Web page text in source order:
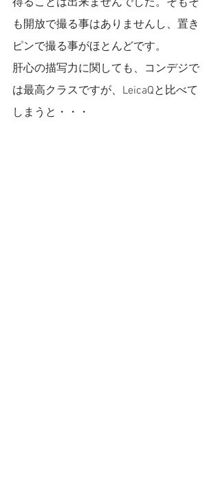
得ることは出来ませんでした。そもそ
も開放で撮る事はありませんし、置き
ピンで撮る事がほとんどです。
肝心の描写力に関しても、コンデジで
は最高クラスですが、LeicaQと比べて
しまうと・・・